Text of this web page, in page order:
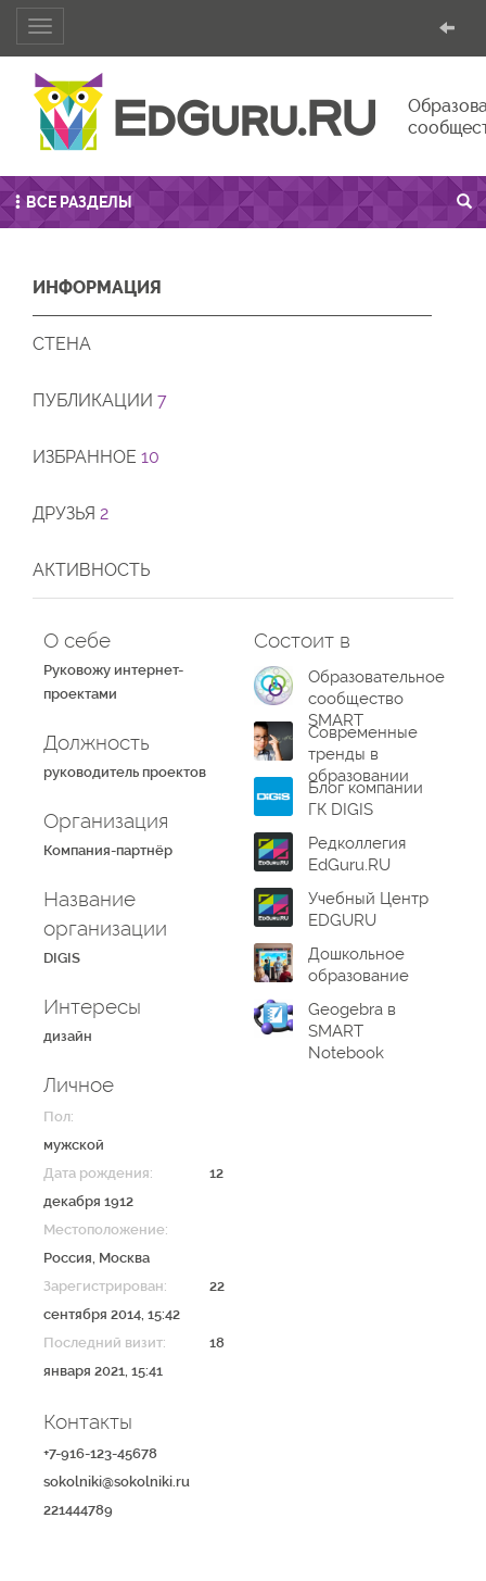
Toggle
navigation
ВСЕ РАЗДЕЛЫ
ИНФОРМАЦИЯ
СТЕНА
ПУБЛИКАЦИИ 7
ИЗБРАННОЕ 10
ДРУЗЬЯ 2
АКТИВНОСТЬ
О себе
Руковожу интернет-
проектами
Должность
руководитель проектов
Организация
Компания-партнёр
Название
организации
DIGIS
Интересы
дизайн
Личное
Пол:
мужской
Дата рождения:
12
декабря 1912
Местоположение:
Россия, Москва
Зарегистрирован:
22
сентября 2014, 15:42
Последний визит:
18
января 2021, 15:41
Контакты
+7-916-123-45678
sokolniki@sokolniki.ru
221444789
Состоит в
Образовательное
сообщество
SMART
Современные
тренды в
образовании
Блог компании
ГК DIGIS
Редколлегия
EdGuru.RU
Учебный Центр
EDGURU
Дошкольное
образование
Geogebra в
SMART
Notebook